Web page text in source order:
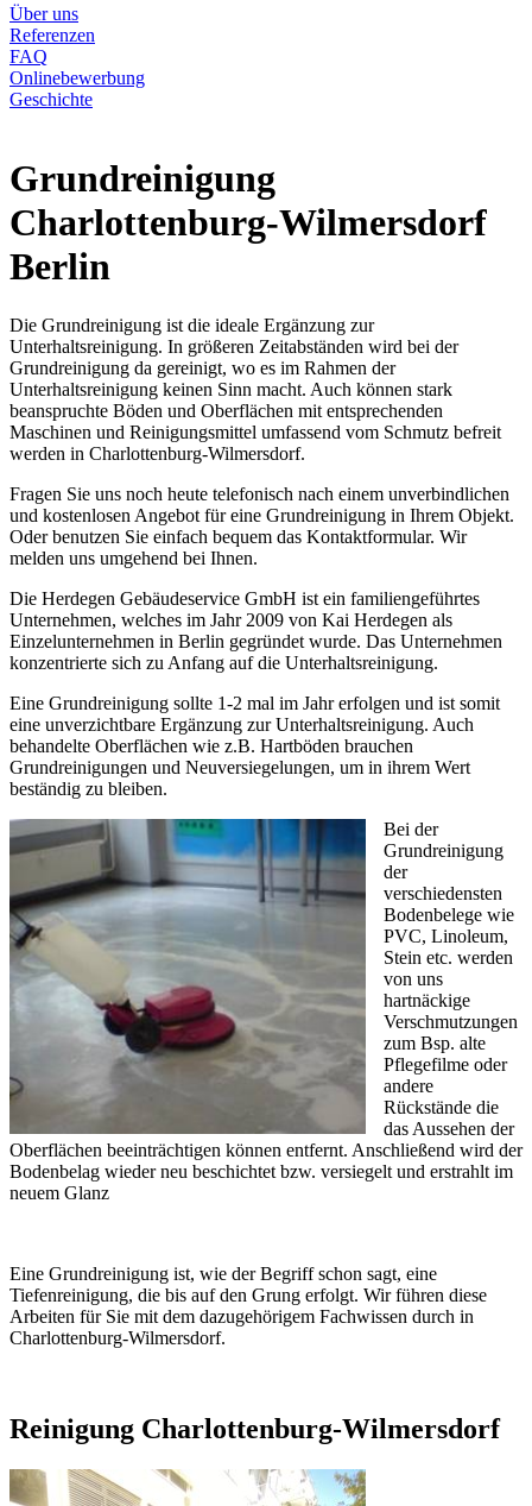
Über uns
Referenzen
FAQ
Onlinebewerbung
Geschichte
Grundreinigung
Charlottenburg-Wilmersdorf
Berlin
Die Grundreinigung ist die ideale Ergänzung zur
Unterhaltsreinigung. In größeren Zeitabständen wird bei der
Grundreinigung da gereinigt, wo es im Rahmen der
Unterhaltsreinigung keinen Sinn macht. Auch können stark
beanspruchte Böden und Oberflächen mit entsprechenden
Maschinen und Reinigungsmittel umfassend vom Schmutz befreit
werden in Charlottenburg-Wilmersdorf.
Fragen Sie uns noch heute telefonisch nach einem unverbindlichen
und kostenlosen Angebot für eine Grundreinigung in Ihrem Objekt.
Oder benutzen Sie einfach bequem das Kontaktformular. Wir
melden uns umgehend bei Ihnen.
Die Herdegen Gebäudeservice GmbH ist ein familiengeführtes
Unternehmen, welches im Jahr 2009 von Kai Herdegen als
Einzelunternehmen in Berlin gegründet wurde. Das Unternehmen
konzentrierte sich zu Anfang auf die Unterhaltsreinigung.
Eine Grundreinigung sollte 1-2 mal im Jahr erfolgen und ist somit
eine unverzichtbare Ergänzung zur Unterhaltsreinigung. Auch
behandelte Oberflächen wie z.B. Hartböden brauchen
Grundreinigungen und Neuversiegelungen, um in ihrem Wert
beständig zu bleiben.
Bei der
Grundreinigung
der
verschiedensten
Bodenbelege wie
PVC, Linoleum,
Stein etc. werden
von uns
hartnäckige
Verschmutzungen
zum Bsp. alte
Pflegefilme oder
andere
Rückstände die
das Aussehen der
Oberflächen beeinträchtigen können entfernt. Anschließend wird der
Bodenbelag wieder neu beschichtet bzw. versiegelt und erstrahlt im
neuem Glanz
Eine Grundreinigung ist, wie der Begriff schon sagt, eine
Tiefenreinigung, die bis auf den Grung erfolgt. Wir führen diese
Arbeiten für Sie mit dem dazugehörigem Fachwissen durch in
Charlottenburg-Wilmersdorf.
Reinigung Charlottenburg-Wilmersdorf